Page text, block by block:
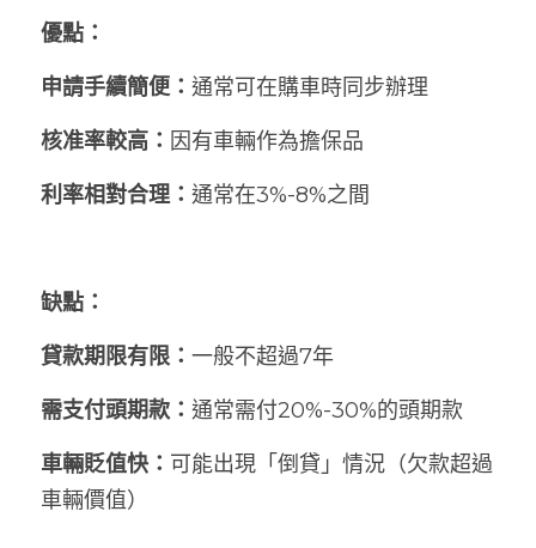
優點：
申請手續簡便： 通常可在購車時同步辦理
核准率較高： 因有車輛作為擔保品
利率相對合理： 通常在3%-8%之間
缺點：
貸款期限有限： 一般不超過7年
需支付頭期款： 通常需付20%-30%的頭期款
車輛貶值快： 可能出現「倒貸」情況（欠款超過
車輛價值）